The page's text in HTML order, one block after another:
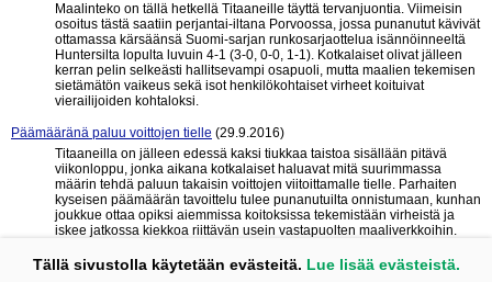
Maalinteko on tällä hetkellä Titaaneille täyttä tervanjuontia. Viimeisin
osoitus tästä saatiin perjantai-iltana Porvoossa, jossa punanutut kävivät
ottamassa kärsäänsä Suomi-sarjan runkosarjaottelua isännöinneeltä
Huntersilta lopulta luvuin 4-1 (3-0, 0-0, 1-1). Kotkalaiset olivat jälleen
kerran pelin selkeästi hallitsevampi osapuoli, mutta maalien tekemisen
sietämätön vaikeus sekä isot henkilökohtaiset virheet koituivat
vierailijoiden kohtaloksi.
Päämääränä paluu voittojen tielle (29.9.2016)
Titaaneilla on jälleen edessä kaksi tiukkaa taistoa sisällään pitävä
viikonloppu, jonka aikana kotkalaiset haluavat mitä suurimmassa
määrin tehdä paluun takaisin voittojen viitoittamalle tielle. Parhaiten
kyseisen päämäärän tavoittelu tulee punanutuilta onnistumaan, kunhan
joukkue ottaa opiksi aiemmissa koitoksissa tekemistään virheistä ja
iskee jatkossa kiekkoa riittävän usein vastapuolten maaliverkkoihin.
seuraavat 10 »
Tällä sivustolla käytetään evästeitä. Lue lisää evästeistä.